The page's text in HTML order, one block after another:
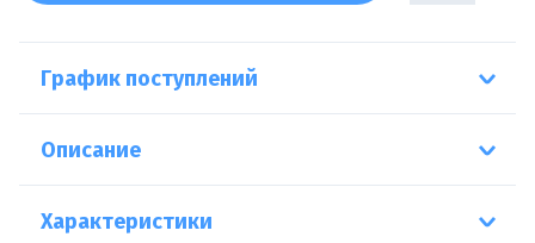
График поступлений
Описание
Характеристики